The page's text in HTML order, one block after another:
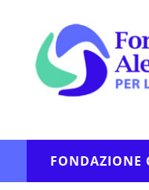
FONDAZIONE